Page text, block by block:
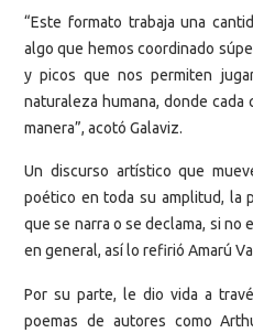
“Este formato trabaja una
algo que hemos coordinado
y picos que nos permiten
naturaleza humana, donde
manera”, acotó Galaviz.
Un discurso artístico que
poético en toda su amplitud, la
que se narra o se declama, si
en general, así lo refirió Amarú
Por su parte, le dio vida a
poemas de autores como